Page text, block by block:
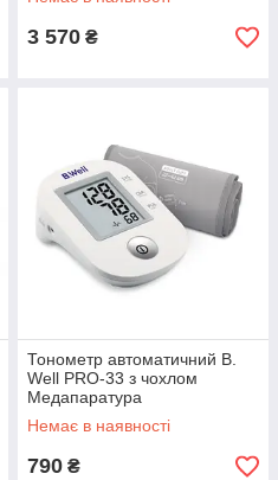
3 570 ₴
Тонометр автоматичний B.
Well PRO-33 з чохлом
Медапаратура
Немає в наявності
790 ₴